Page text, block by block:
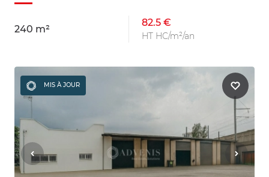
240 m²
82.5 €
HT HC/m²/an
MIS À JOUR